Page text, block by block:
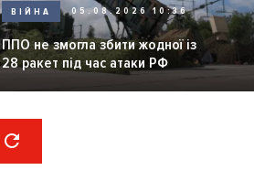
ВІЙНА 05.08.2026 10:36
ППО не змогла збити жодної із
28 ракет під час атаки РФ